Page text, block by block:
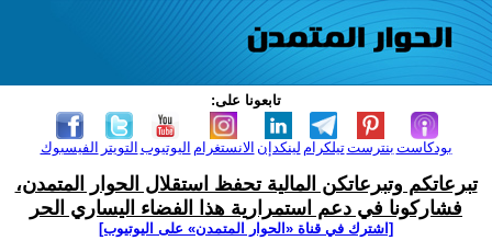
تابعونا على:
الفيسبوك التويتر اليوتيوب الانستغرام لينكدإن تيلكرامبنترست بودكاست
تبرعاتكم وتبرعاتكن المالية تحفظ استقلال الحوار المتمدن،
فشاركونا في دعم استمرارية هذا الفضاء اليساري الحر
[اشترك في قناة ‫«الحوار المتمدن» على اليوتيوب]